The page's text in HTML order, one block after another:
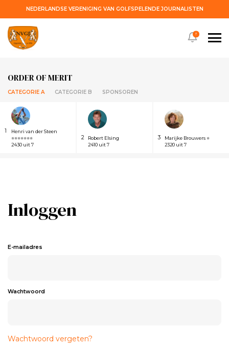
NEDERLANDSE VERENIGING VAN GOLFSPELENDE JOURNALISTEN
ORDER OF MERIT
CATEGORIE A CATEGORIE B SPONSOREN
1
Henri van der Steen
⭐⭐⭐⭐⭐⭐⭐
2430 uit 7
2
Robert Elsing
2410 uit 7
3
Marijke Brouwers ⭐
2320 uit 7
!
Inloggen
E-mailadres
Wachtwoord
Wachtwoord vergeten?